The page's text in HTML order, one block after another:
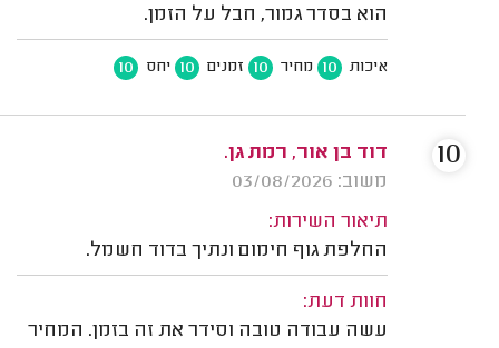
הוא בסדר גמור, חבל על הזמן.
איכות 10 מחיר 10 זמנים 10 יחס 10
דוד בן אור, רמת גן.
משוב: 03/08/2026
תיאור השירות:
החלפת גוף חימום ונתיך בדוד חשמל.
חוות דעת:
עשה עבודה טובה וסידר את זה בזמן. המחיר
10